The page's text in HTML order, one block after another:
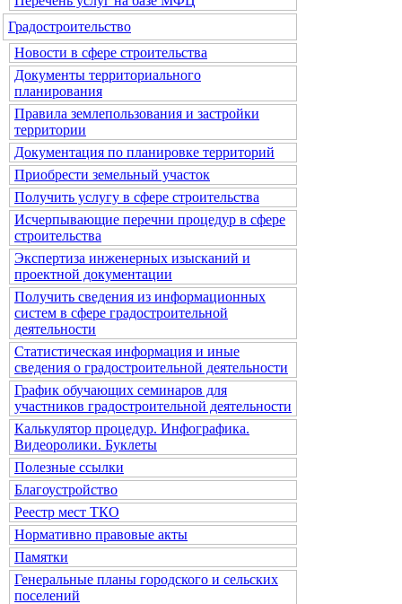
Градостроительство
Новости в сфере строительства
Документы территориального
планирования
Правила землепользования и застройки
территории
Документация по планировке территорий
Приобрести земельный участок
Получить услугу в сфере строительства
Исчерпывающие перечни процедур в сфере
строительства
Экспертиза инженерных изысканий и
проектной документации
Получить сведения из информационных
систем в сфере градостроительной
деятельности
Статистическая информация и иные
сведения о градостроительной деятельности
График обучающих семинаров для
участников градостроительной деятельности
Калькулятор процедур. Инфографика.
Видеоролики. Буклеты
Полезные ссылки
Благоустройство
Реестр мест ТКО
Нормативно правовые акты
Памятки
Генеральные планы городского и сельских
поселений